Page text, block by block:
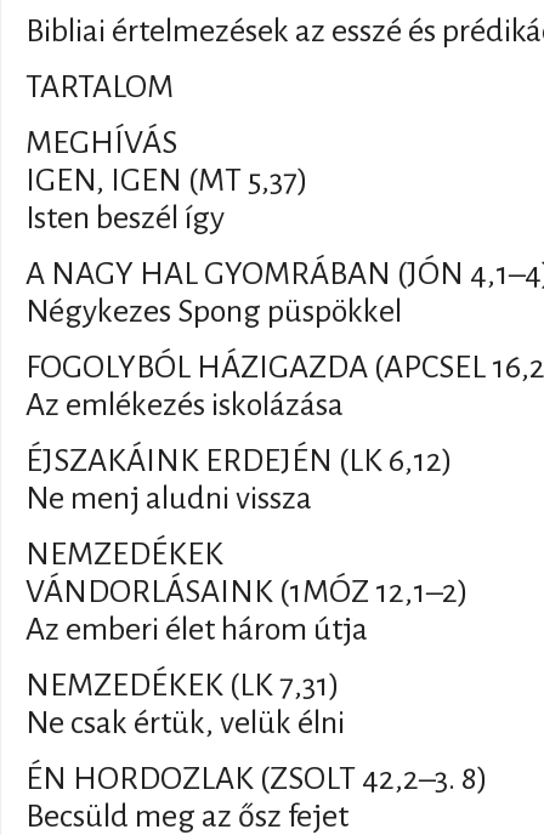
Bibliai értelmezések az esszé és
TARTALOM
MEGHÍVÁS
IGEN, IGEN (MT 5,37)
Isten beszél így
A NAGY HAL GYOMRÁBAN (JÓN
Négykezes Spong püspökkel
FOGOLYBÓL HÁZIGAZDA (APCSEL
Az emlékezés iskolázása
ÉJSZAKÁINK ERDEJÉN (LK 6,12)
Ne menj aludni vissza
NEMZEDÉKEK
VÁNDORLÁSAINK (1MÓZ 12,1–2)
Az emberi élet három útja
NEMZEDÉKEK (LK 7,31)
Ne csak értük, velük élni
ÉN HORDOZLAK (ZSOLT 42,2–3. 8)
Becsüld meg az ősz fejet